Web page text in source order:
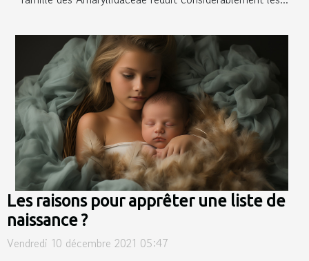
Les raisons pour apprêter une liste de
naissance ?
Vendredi 10 décembre 2021 05:47